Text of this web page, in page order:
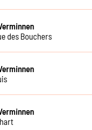
des Bouchers